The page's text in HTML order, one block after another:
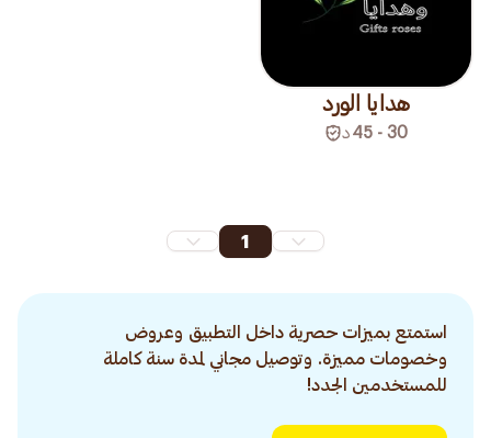
هدايا الورد
30 - 45 د
1
استمتع بميزات حصرية داخل التطبيق وعروض
وخصومات مميزة. وتوصيل مجاني لمدة سنة كاملة
للمستخدمين الجدد!